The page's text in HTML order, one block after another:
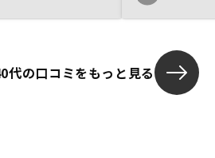
代の口コミをもっと見る